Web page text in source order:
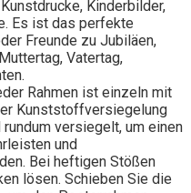
Kinderbilder,
Es ist das perfekte
Freunde zu Jubiläen,
Vatertag,
Rahmen ist einzeln mit
Kunststoffversiegelung
versiegelt, um einen
und
Bei heftigen Stößen
lösen. Schieben Sie die